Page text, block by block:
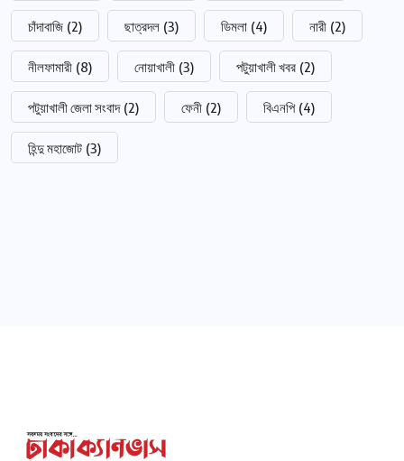
চাঁদাবাজি (2) ছাত্রদল (3) ডিমলা (4) নারী (2)
নীলফামারী (8) নোয়াখালী (3) পটুয়াখালী খবর (2)
পটুয়াখালী জেলা সংবাদ (2) ফেনী (2) বিএনপি (4)
হিন্দু মহাজোট (3)